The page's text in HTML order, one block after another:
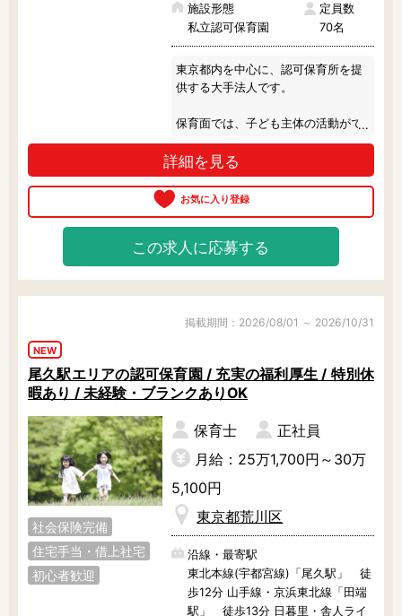
施設形態
私立認可保育園
定員数
70名
東京都内を中心に、認可保育所を提
供する大手法人です。
保育面では、子ども主体の活動がで
きるよう、コーナー遊びをはじめと
した子どもの自主性を刺激する取り
組みを実施しています。
たい方なら、きっと、早く職場に行
きたくなるくらい毎日を楽しく過ご
せると思います。
コンプライアンスに対しての取り組
キャリアプランも豊富にありますの
で、保育士としての将来像が描きや
まずは見学から大歓迎！ぜひ、お気
軽にお問い合わせくださいね！
詳細を見る
この求人に応募する
掲載期間：2026/08/01 ～ 2026/10/31
NEW
尾久駅エリアの認可保育園 / 充実の福利厚生 / 特別休
暇あり / 未経験・ブランクありOK
社会保険完備
住宅手当・借上社宅
初心者歓迎
保育士
正社員
月給：25万1,700円～30万
5,100円
東京都荒川区
沿線・最寄駅
東北本線(宇都宮線)「尾久駅」 徒
歩12分 山手線・京浜東北線「田端
駅」 徒歩13分 日暮里・舎人ライ